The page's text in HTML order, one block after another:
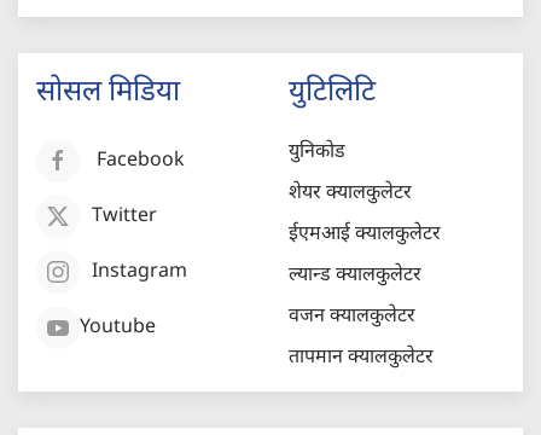
सोसल मिडिया
Facebook
Twitter
Instagram
Youtube
युटिलिटि
युनिकोड
शेयर क्यालकुलेटर
ईएमआई क्यालकुलेटर
ल्यान्ड क्यालकुलेटर
वजन क्यालकुलेटर
तापमान क्यालकुलेटर